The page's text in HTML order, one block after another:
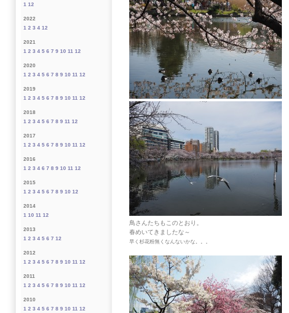
鳥さんたちもこのとおり。
春めいてきましたな～
早く杉花粉無くなんないかな。。。
1 12
2022
1 2 3 4 12
2021
1 2 3 4 5 6 7 9 10 11 12
2020
1 2 3 4 5 6 7 8 9 10 11 12
2019
1 2 3 4 5 6 7 8 9 10 11 12
2018
1 2 3 4 5 6 7 8 9 11 12
2017
1 2 3 4 5 6 7 8 9 10 11 12
2016
1 2 3 4 6 7 8 9 10 11 12
2015
1 2 3 4 5 6 7 8 9 10 12
2014
1 10 11 12
2013
1 2 3 4 5 6 7 12
2012
1 2 3 4 5 6 7 8 9 10 11 12
2011
1 2 3 4 5 6 7 8 9 10 11 12
2010
1 2 3 4 5 6 7 8 9 10 11 12